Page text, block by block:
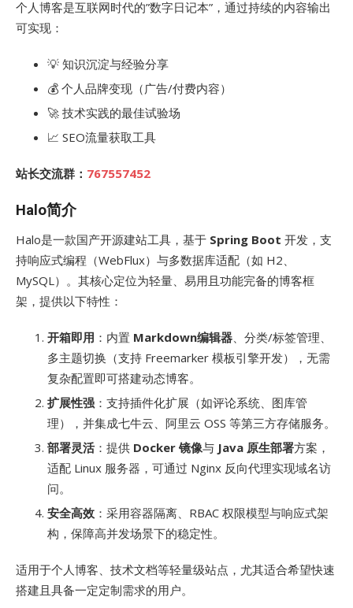
个人博客是互联网时代的”数字日记本”，通过持续的内容输出
可实现：
💡 知识沉淀与经验分享
💰 个人品牌变现（广告/付费内容）
🚀 技术实践的最佳试验场
📈 SEO流量获取工具
站长交流群： 767557452
Halo简介
Halo是一款国产开源建站工具，基于 Spring Boot 开发，支
持响应式编程（WebFlux）与多数据库适配（如 H2、
MySQL）。其核心定位为轻量、易用且功能完备的博客框
架，提供以下特性：
开箱即用 ：内置 Markdown编辑器、分类/标签管理、
多主题切换（支持 Freemarker 模板引擎开发），无需
复杂配置即可搭建动态博客。
扩展性强 ：支持插件化扩展（如评论系统、图库管
理），并集成七牛云、阿里云 OSS 等第三方存储服务。
部署灵活：提供 Docker 镜像与 Java 原生部署方案，
适配 Linux 服务器，可通过 Nginx 反向代理实现域名访
问。
安全高效 ：采用容器隔离、RBAC 权限模型与响应式架
构，保障高并发场景下的稳定性。
适用于个人博客、技术文档等轻量级站点，尤其适合希望快速
搭建且具备一定定制需求的用户。